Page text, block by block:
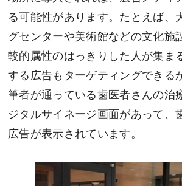
る可能性があります。たとえば、
グセンターや美術館などの文化施
較的属性のはっきりした人が集ま
する広告もターゲティングできる
筆者が通っている歯医者さんの治
ジタルサイネージ画面があって、
広告が表示されています。